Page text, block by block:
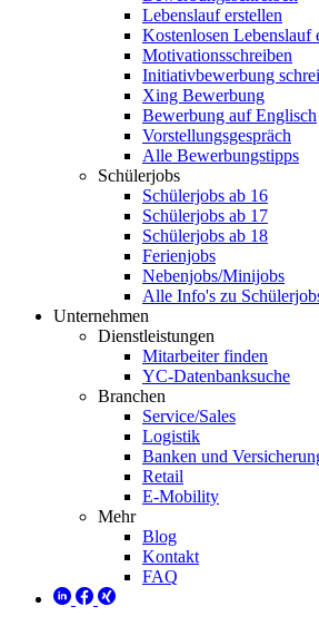
Lebenslauf erstellen
Kostenlosen Lebenslauf
Motivationsschreiben
Initiativbewerbung
Xing Bewerbung
Bewerbung auf Englisch
Vorstellungsgespräch
Alle Bewerbungstipps
Schülerjobs
Schülerjobs ab 16
Schülerjobs ab 17
Schülerjobs ab 18
Ferienjobs
Nebenjobs/Minijobs
Alle Info's zu
Unternehmen
Dienstleistungen
Mitarbeiter finden
YC-Datenbanksuche
Branchen
Service/Sales
Logistik
Banken und
Retail
E-Mobility
Mehr
Blog
Kontakt
FAQ